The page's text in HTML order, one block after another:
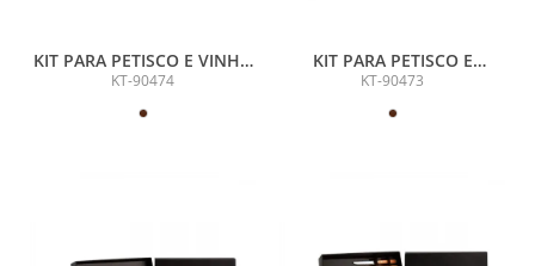
KIT PARA PETISCO E VINHO
- 9 PÇS
KT-90474
KIT PARA PETISCO E
CERVEJA - 7 PÇS
KT-90473